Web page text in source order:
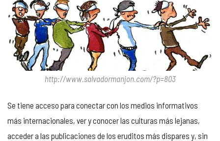
http://www.salvadormanjon.com/?p=803
Se tiene acceso para conectar con los medios informativos
más internacionales, ver y conocer las culturas más lejanas,
acceder a las publicaciones de los eruditos más dispares y, sin